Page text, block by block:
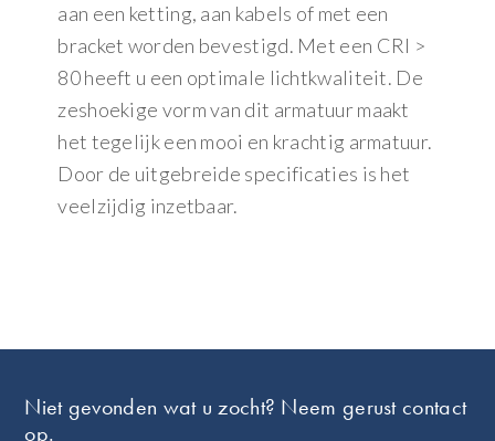
aan een ketting, aan kabels of met een
bracket worden bevestigd. Met een CRI >
80 heeft u een optimale lichtkwaliteit. De
zeshoekige vorm van dit armatuur maakt
het tegelijk een mooi en krachtig armatuur.
Door de uitgebreide specificaties is het
veelzijdig inzetbaar.
Niet gevonden wat u zocht? Neem gerust contact
op.